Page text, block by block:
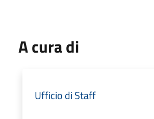
A cura di
Ufficio di Staff